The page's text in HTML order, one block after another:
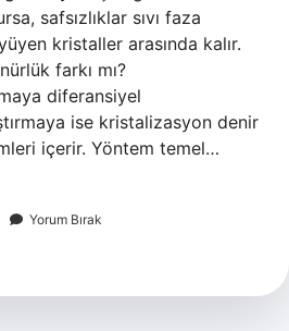
safsızlıklar sıvı faza
kristaller arasında kalır.
farkı mı?
diferansiyel
ise kristalizasyon denir
içerir. Yöntem temel…
Yorum Bırak